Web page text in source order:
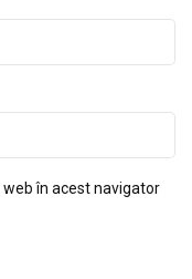
în acest navigator